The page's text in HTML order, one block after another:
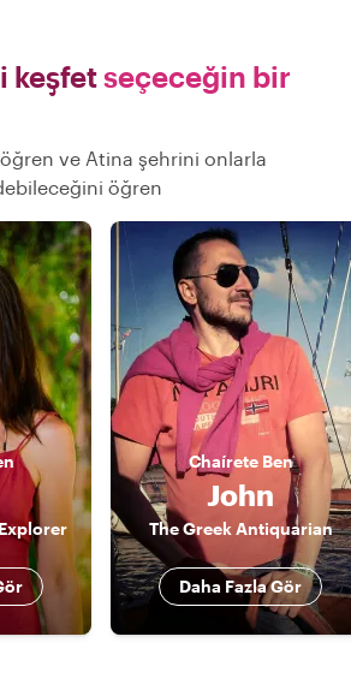
keşfetseçeceğin bir
ve Atina şehrini onlarla
öğren
Chaírete Ben
John
The Greek Antiquarian
Daha Fazla Gör